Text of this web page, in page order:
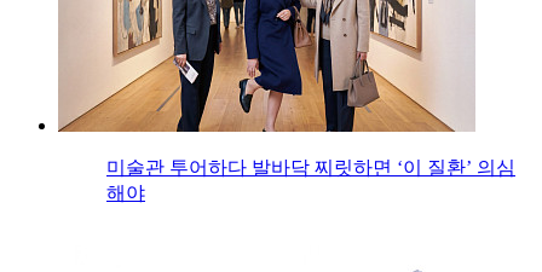
미술관 투어하다 발바닥 찌릿하면 ‘이 질환’ 의심
해야